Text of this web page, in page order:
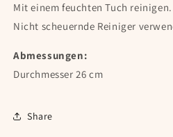
Mit einem feuchten Tuch reinigen.
Nicht scheuernde Reiniger
Abmessungen:
Durchmesser 26 cm
Share